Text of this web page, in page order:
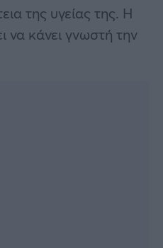
της υγείας της. Η
να κάνει γνωστή την